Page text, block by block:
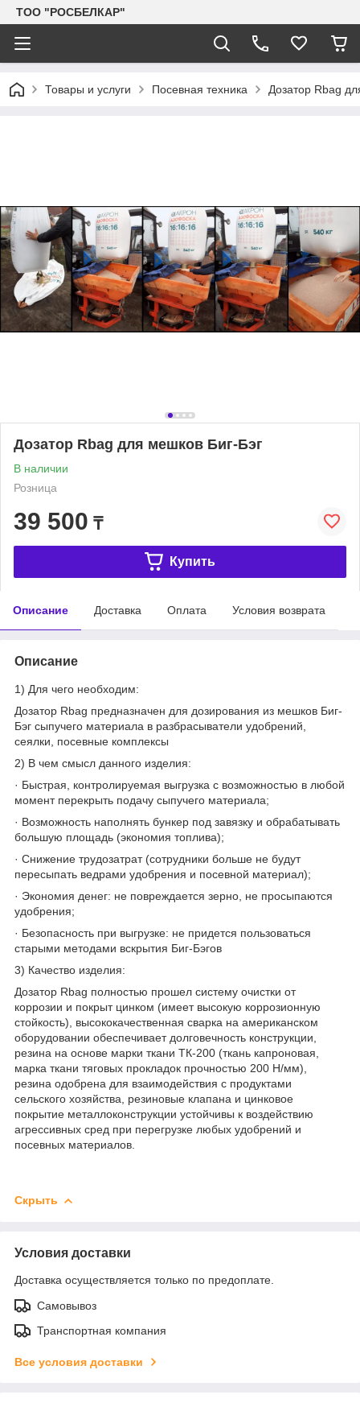
TOO "РОСБЕЛКАР"
Товары и услуги Посевная техника Дозатор Rbag
Дозатор Rbag для мешков Биг-Бэг
В наличии
Розница
39 500 ₸
Купить
Описание Доставка Оплата Условия возврата
Описание
1) Для чего необходим:
Дозатор Rbag предназначен для дозирования из мешков Биг-
Бэг сыпучего материала в разбрасыватели удобрений,
сеялки, посевные комплексы
2) В чем смысл данного изделия:
· Быстрая, контролируемая выгрузка с возможностью в любой
момент перекрыть подачу сыпучего материала;
· Возможность наполнять бункер под завязку и обрабатывать
большую площадь (экономия топлива);
· Снижение трудозатрат (сотрудники больше не будут
пересыпать ведрами удобрения и посевной материал);
· Экономия денег: не повреждается зерно, не просыпаются
удобрения;
· Безопасность при выгрузке: не придется пользоваться
старыми методами вскрытия Биг-Бэгов
3) Качество изделия:
Дозатор Rbag полностью прошел систему очистки от
коррозии и покрыт цинком (имеет высокую коррозионную
стойкость), высококачественная сварка на американском
оборудовании обеспечивает долговечность конструкции,
резина на основе марки ткани ТК-200 (ткань капроновая,
марка ткани тяговых прокладок прочностью 200 Н/мм),
резина одобрена для взаимодействия с продуктами
сельского хозяйства, резиновые клапана и цинковое
покрытие металлоконструкции устойчивы к воздействию
агрессивных сред при перегрузке любых удобрений и
посевных материалов.
Скрыть
Условия доставки
Доставка осуществляется только по предоплате.
Самовывоз
Транспортная компания
Все условия доставки